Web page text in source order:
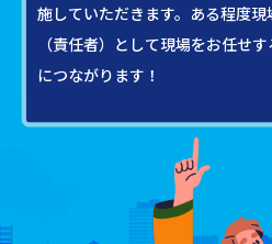
施していただきます。ある程度
（責任者）として現場をお任せ
につながります！